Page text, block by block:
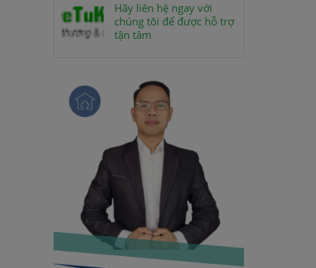
Hãy liên hệ ngay với
chúng tôi để được hỗ trợ
tận tâm